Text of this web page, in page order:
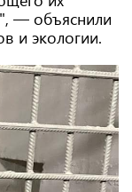
— объяснили
и экологии.